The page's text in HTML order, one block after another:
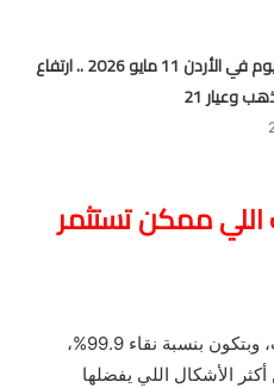
سعر الذهب اليوم في الأردن 11 مايو 2026 .. ارتفاع
وعيار 21
اللي ممكن تستثمر
السبائك هي الشكل الأنقى للذهب، وبتكون بنسبة نقاء 99.9%،
من عيار 24, دي من أكثر الأشكال اللي يفضلها